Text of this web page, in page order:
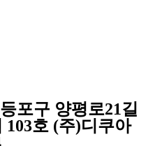
포구 양평로21길
103호 (주)디쿠아